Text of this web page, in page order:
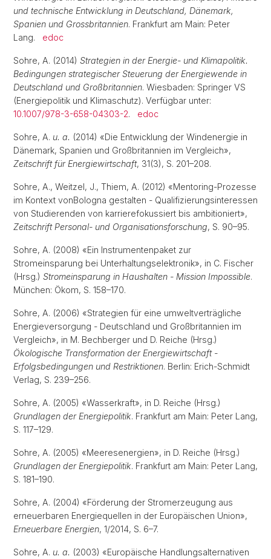
und technische Entwicklung in Deutschland, Dänemark,
Spanien und Grossbritannien. Frankfurt am Main: Peter
Lang. edoc
Sohre, A. (2014) Strategien in der Energie- und Klimapolitik.
Bedingungen strategischer Steuerung der Energiewende in
Deutschland und Großbritannien. Wiesbaden: Springer VS
(Energiepolitik und Klimaschutz). Verfügbar unter:
10.1007/978-3-658-04303-2. edoc
Sohre, A. u. a. (2014) «Die Entwicklung der Windenergie in
Dänemark, Spanien und Großbritannien im Vergleich»,
Zeitschrift für Energiewirtschaft, 31(3), S. 201–208.
Sohre, A., Weitzel, J., Thiem, A. (2012) «Mentoring-Prozesse
im Kontext vonBologna gestalten - Qualifizierungsinteressen
von Studierenden von karrierefokussiert bis ambitioniert»,
Zeitschrift Personal- und Organisationsforschung, S. 90–95.
Sohre, A. (2008) «Ein Instrumentenpaket zur
Stromeinsparung bei Unterhaltungselektronik», in C. Fischer
(Hrsg.) Stromeinsparung in Haushalten - Mission Impossible.
München: Ökom, S. 158–170.
Sohre, A. (2006) «Strategien für eine umweltverträgliche
Energieversorgung - Deutschland und Großbritannien im
Vergleich», in M. Bechberger und D. Reiche (Hrsg.)
Ökologische Transformation der Energiewirtschaft -
Erfolgsbedingungen und Restriktionen. Berlin: Erich-Schmidt
Verlag, S. 239–256.
Sohre, A. (2005) «Wasserkraft», in D. Reiche (Hrsg.)
Grundlagen der Energiepolitik. Frankfurt am Main: Peter Lang,
S. 117–129.
Sohre, A. (2005) «Meeresenergien», in D. Reiche (Hrsg.)
Grundlagen der Energiepolitik. Frankfurt am Main: Peter Lang,
S. 181–190.
Sohre, A. (2004) «Förderung der Stromerzeugung aus
erneuerbaren Energiequellen in der Europäischen Union»,
Erneuerbare Energien, 1/2014, S. 6–7.
Sohre, A. u. a. (2003) «Europäische Handlungsalternativen